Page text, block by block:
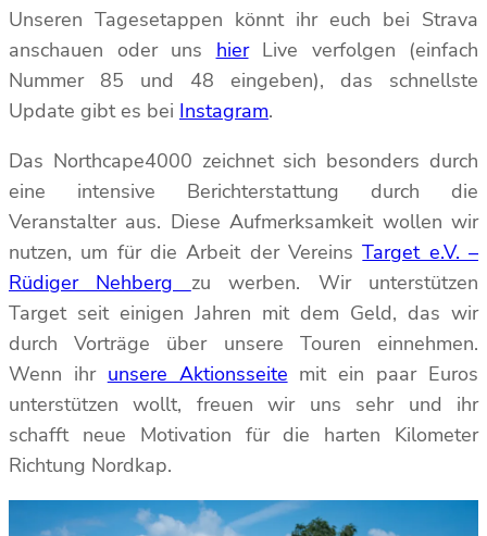
Unseren Tagesetappen könnt ihr euch bei Strava
anschauen oder uns hierLive verfolgen (einfach
Nummer 85 und 48 eingeben), das schnellste
Update gibt es bei Instagram.
Das Northcape4000 zeichnet sich besonders durch
eine intensive Berichterstattung durch die
Veranstalter aus. Diese Aufmerksamkeit wollen wir
nutzen, um für die Arbeit der VereinsTarget e.V. –
Rüdiger Nehberg zu werben. Wir unterstützen
Target seit einigen Jahren mit dem Geld, das wir
durch Vorträge über unsere Touren einnehmen.
Wenn ihr unsere Aktionsseite mit ein paar Euros
unterstützen wollt, freuen wir uns sehr und ihr
schafft neue Motivation für die harten Kilometer
Richtung Nordkap.